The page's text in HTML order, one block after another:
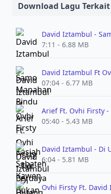
Download Lagu Terkait
David Iztambul -
7:11 - 6.88 MB
David Iztambul Ft
07:04 - 6.77 MB
Arief Ft. Ovhi Firsty
05:40 - 5.43 MB
David Iztambul - Di
6:04 - 5.81 MB
Ovhi Firsty Ft.